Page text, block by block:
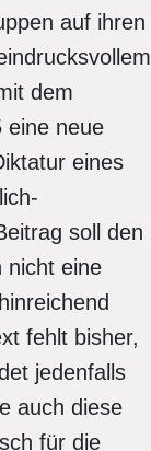
auf ihren
dem
eine neue
eines
soll den
nicht eine
fehlt bisher,
jedenfalls
auch diese
für die